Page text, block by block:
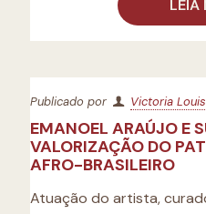
LEIA
Publicado por Victoria
EMANOEL ARAÚJO E
VALORIZAÇÃO DO
AFRO-BRASILEIRO
Atuação do artista,